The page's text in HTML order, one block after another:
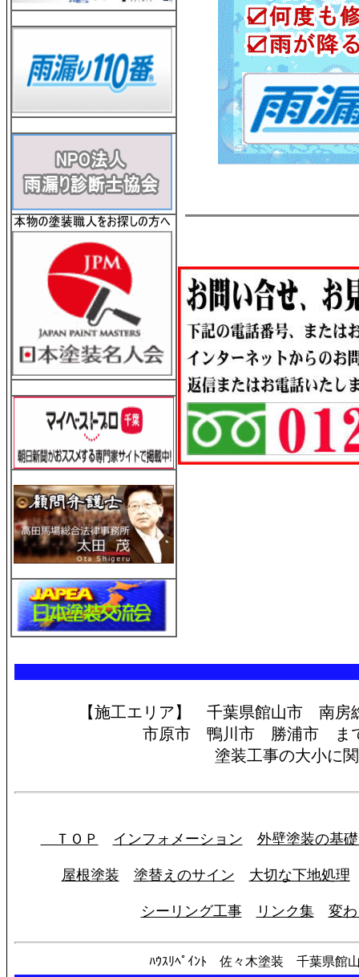
【施工エリア】 千葉県館山市
市原市 鴨川市 勝浦市 まで
塗装工事の大小に
ＴＯＰ インフォメーション 外壁塗装の基
屋根塗装 塗替えのサイン 大切な下地処理
シーリング工事 リンク集 変
ﾊｳｽﾘﾍﾟｲﾝﾄ 佐々木塗装 千葉県館